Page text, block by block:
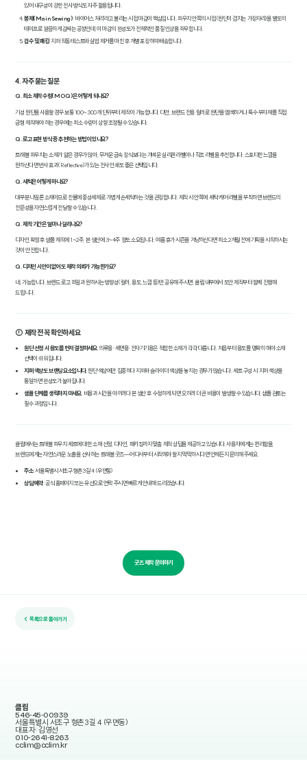
있어 내구성이 강한 전사 방식도 자주 활용됩니다.
봉제(Main Sewing): '바이어스 처리'라고 불리는 시접 마감이 핵심입니다. 파우치 안쪽의 시접(원단이 겹치는 가장자리)을 별도의
테이프로 깔끔하게 감싸는 공정인데, 이 마감의 완성도가 전체적인 품질 인상을 좌우합니다.
검수 및 패킹: 지퍼 작동 테스트와 실밥 제거를 마친 후 개별 포장하여 배송합니다.
4. 자주 묻는 질문
Q. 최소 제작 수량(MOQ)은 어떻게 되나요?
기성 원단을 사용할 경우 보통 100~300개 단위부터 제작이 가능합니다. 다만, 브랜드 전용 컬러로 원단을 염색하거나 특수 부자재를 직접
금형 제작해야 하는 경우에는 최소 수량이 상향 조정될 수 있습니다.
Q. 로고 표현 방식 중 추천하는 방법이 있나요?
트래블 파우치는 소재가 얇은 경우가 많아, 무거운 금속 장식보다는 가벼운 실리콘 라벨이나 직조 라벨을 추천합니다. 스포티한 느낌을
원하신다면 반사 효과(Reflective)가 있는 전사 인쇄도 좋은 선택입니다.
Q. 세탁은 어떻게 하나요?
대부분 나일론 소재이므로 찬물에 중성세제로 가볍게 손세탁하는 것을 권장합니다. 제작 시 안쪽에 세탁 케어 라벨을 부착하면 브랜드의
전문성을 자연스럽게 전달할 수 있습니다.
Q. 제작 기간은 얼마나 걸리나요?
디자인 확정 후 샘플 제작에 1~2주, 본 생산에 3~4주 정도 소요됩니다. 여름 휴가 시즌을 겨냥하신다면 최소 2개월 전에 기획을 시작하시는
것이 안전합니다.
Q. 디자인 시안이 없어도 제작 의뢰가 가능한가요?
네, 가능합니다. 브랜드 로고 파일과 원하시는 방향성(컬러, 용도, 느낌 등)만 공유해 주시면, 클림 내부에서 도안 제작부터 함께 진행해
드립니다.
⚠️ 제작 전 꼭 확인하세요
원단 선정 시 용도를 먼저 결정하세요. 의류용·세면용·전자기기용은 적합한 소재가 각각 다릅니다. 처음부터 용도를 명확히 해야 소재
선택이 쉬워집니다.
지퍼 색상도 브랜딩 요소입니다.원단 색상에만 집중하다 지퍼와 슬라이더 색상을 놓치는 경우가 많습니다. 세트 구성 시 지퍼 색상을
통일하면 완성도가 높아집니다.
샘플 단계를 생략하지 마세요. 비용과 시간을 아끼려다 본 생산 후 수정하게 되면 오히려 더 큰 비용이 발생할 수 있습니다. 샘플 검토는
필수 과정입니다.
클림에서는 트래블 파우치 세트에 대한 소재 선정, 디자인, 패키징까지 맞춤 제작 상담을 제공하고 있습니다. 사용자에게는 편리함을,
브랜드에게는 자연스러운 노출을 선사하는 트래블 굿즈—어디서부터 시작해야 할지 막막하시다면 언제든지 문의해 주세요.
주소: 서울특별시 서초구 형촌3길 4 (우면동)
상담 예약: 공식 홈페이지 또는 유선으로 연락 주시면 빠르게 안내해 드리겠습니다.
굿즈 제작 문의하기
← 목록으로 돌아가기
클림
546-45-00939
서울특별시 서초구 형촌3길 4 (우면동)
대표자: 김영선
010-2641-8263
cclim@cclim.kr